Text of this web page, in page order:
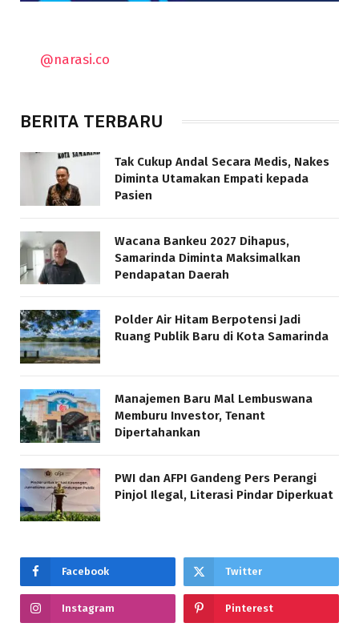
@narasi.co
BERITA TERBARU
Tak Cukup Andal Secara Medis, Nakes
Diminta Utamakan Empati kepada
Pasien
Wacana Bankeu 2027 Dihapus,
Samarinda Diminta Maksimalkan
Pendapatan Daerah
Polder Air Hitam Berpotensi Jadi
Ruang Publik Baru di Kota Samarinda
Manajemen Baru Mal Lembuswana
Memburu Investor, Tenant
Dipertahankan
PWI dan AFPI Gandeng Pers Perangi
Pinjol Ilegal, Literasi Pindar Diperkuat
Facebook Twitter
Instagram Pinterest